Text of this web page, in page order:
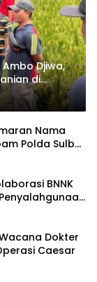
Djiwa,
di
Nama
Polda Sulbar
BNNK
Dokter
Caesar